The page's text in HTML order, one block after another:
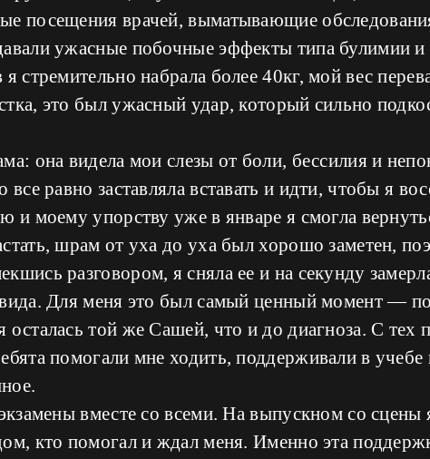
посещения врачей, выматывающие
ужасные побочные эффекты типа булимии
я стремительно набрала более 40кг, мой вес
это был ужасный удар, который сильно
она видела мои слезы от боли, бессилия и
равно заставляла вставать и идти, чтобы я
и моему упорству уже в январе я смогла
шрам от уха до уха был хорошо заметен,
разговором, я сняла ее и на секунду
Для меня это был самый ценный момент —
осталась той же Сашей, что и до диагноза. С тех
помогали мне ходить, поддерживали в учебе
вместе со всеми. На выпускном со сцены
кто помогал и ждал меня. Именно эта